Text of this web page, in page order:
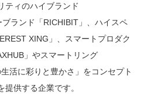
ティのハイブランド
ブランド「RICHIBIT」、ハイスペ
XING」、スマートプロダク
」やスマートリング
活に彩りと豊かさ」をコンセプト
供する企業です。